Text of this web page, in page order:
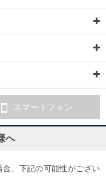
スマートフォン
へ
、下記の可能性がござい